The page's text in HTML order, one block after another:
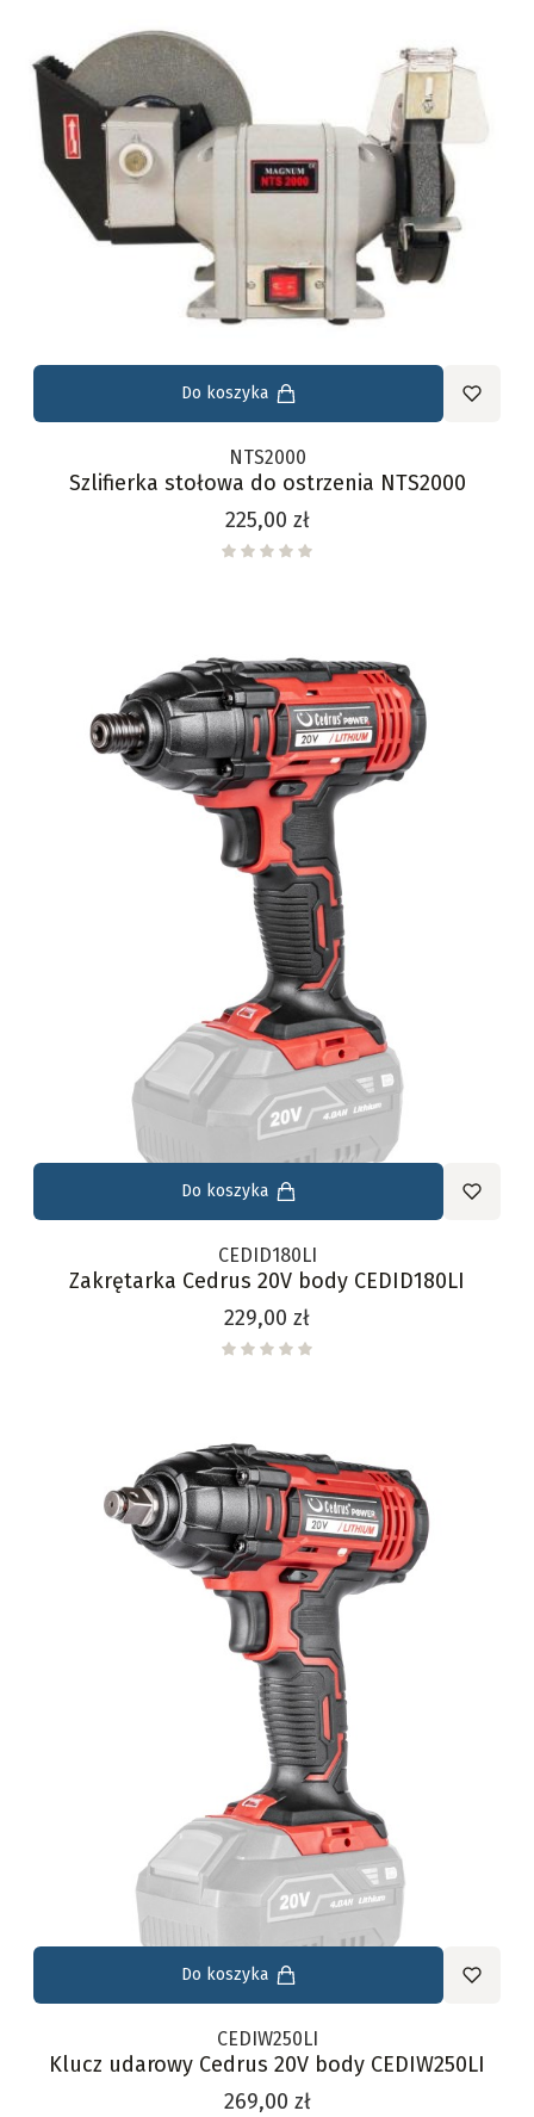
Do koszyka
NTS2000
Szlifierka stołowa do ostrzenia NTS2000
Cena
225,00 zł
Do koszyka
CEDID180LI
Zakrętarka Cedrus 20V body CEDID180LI
Cena
229,00 zł
Do koszyka
CEDIW250LI
Klucz udarowy Cedrus 20V body CEDIW250LI
Cena
269,00 zł